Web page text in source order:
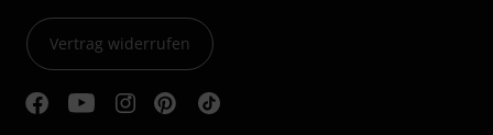
Vertrag widerrufen